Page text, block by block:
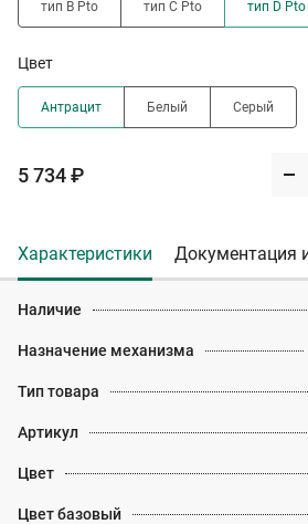
тип B Pto тип C Pto тип D Pto
Цвет
Антрацит Белый Серый
5 734 ₽
Характеристики Документация
Наличие
Назначение механизма
Тип товара
Артикул
Цвет
Цвет базовый